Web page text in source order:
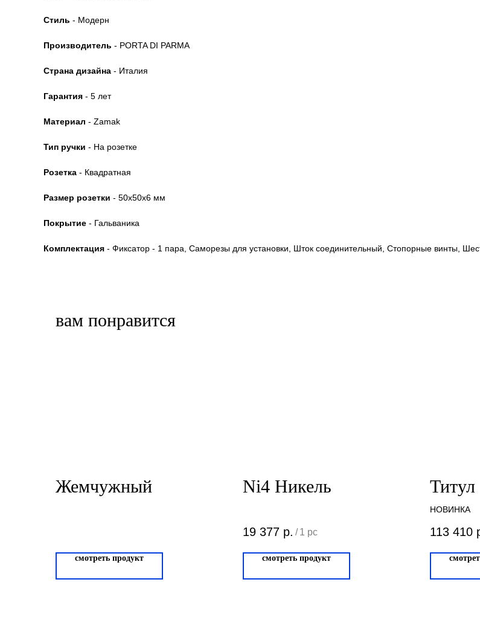
Стиль - Модерн
Производитель - PORTA DI PARMA
Страна дизайна - Италия
Гарантия - 5 лет
Материал - Zamak
Тип ручки - На розетке
Розетка - Квадратная
Размер розетки - 50x50x6 мм
Покрытие - Гальваника
Комплектация - Фиксатор - 1 пара, Саморезы для установки, Шток соединительный, Стопорные винты,
вам понравится
Жемчужный
смотреть продукт
Ni4 Никель
19 377 р. / 1 pc
смотреть продукт
Титул
НОВИНКА
113 410